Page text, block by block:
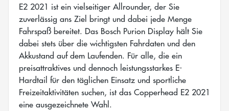
E2 2021 ist ein vielseitiger Allrounder, der Sie
zuverlässig ans Ziel bringt und dabei jede Menge
Fahrspaß bereitet. Das Bosch Purion Display hält Sie
dabei stets über die wichtigsten Fahrdaten und den
Akkustand auf dem Laufenden. Für alle, die ein
preisattraktives und dennoch leistungsstarkes E-
Hardtail für den täglichen Einsatz und sportliche
Freizeitaktivitäten suchen, ist das Copperhead E2 2021
eine ausgezeichnete Wahl.